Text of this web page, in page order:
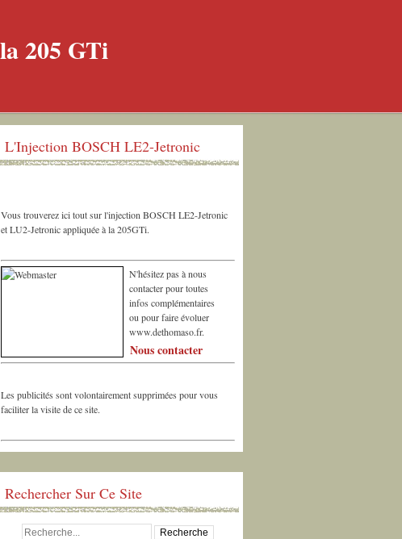
L'Injection BOSCH LE2-Jetronic
Vous trouverez ici tout sur l'injection BOSCH LE2-Jetronic
et LU2-Jetronic appliquée à la 205GTi.
N'hésitez pas à nous
contacter pour toutes
infos complémentaires
ou pour faire évoluer
www.dethomaso.fr.
Nous contacter
Les publicités sont volontairement supprimées pour vous
faciliter la visite de ce site.
Rechercher Sur Ce Site